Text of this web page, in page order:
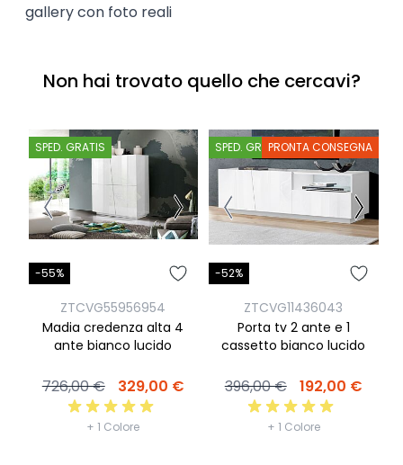
gallery con foto reali
Non hai trovato quello che cercavi?
SPED. GRATIS
-55%
ZTCVG55956954
Madia credenza alta 4
ante bianco lucido
726,00 € 329,00 €
+ 1 Colore
SPED. GRATISPRONTA CONSEGNA
-52%
ZTCVG11436043
Porta tv 2 ante e 1
cassetto bianco lucido
396,00 € 192,00 €
+ 1 Colore